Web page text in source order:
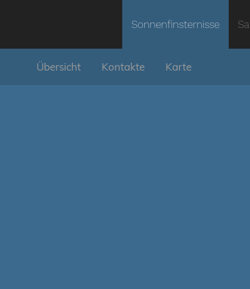
Sonnenfinsternisse
Übersicht Kontakte Karte